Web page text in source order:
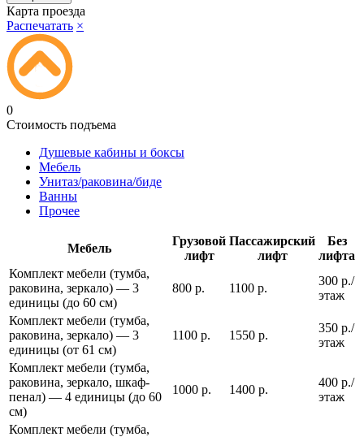
Карта проезда
Распечатать ×
0
Стоимость подъема
Душевые кабины и боксы
Мебель
Унитаз/раковина/биде
Ванны
Прочее
Мебель
Грузовой
лифт
Пассажирский
лифт
Без
лифта
Комплект мебели (тумба,
раковина, зеркало) — 3
единицы (до 60 см)
800 р. 1100 р.
300 р./
этаж
Комплект мебели (тумба,
раковина, зеркало) — 3
единицы (от 61 см)
1100 р. 1550 р.
350 р./
этаж
Комплект мебели (тумба,
раковина, зеркало, шкаф-
пенал) — 4 единицы (до 60
см)
1000 р. 1400 р.
400 р./
этаж
Комплект мебели (тумба,